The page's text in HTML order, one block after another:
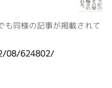
同様の記事が掲載されて
08/624802/